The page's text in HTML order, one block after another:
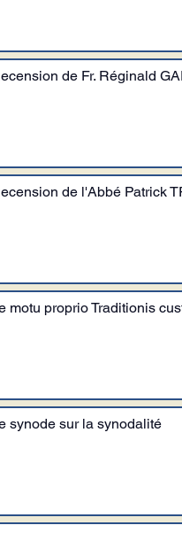
de Fr. Réginald
de l'Abbé Patrick
motu proprio Traditionis
synode sur la synodalité